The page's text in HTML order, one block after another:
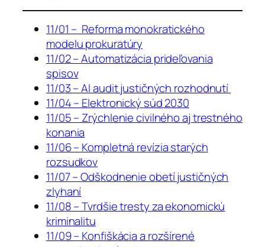
11/01 – Reforma monokratického
modelu prokuratúry
11/02 – Automatizácia prideľovania
spisov
11/03 – AI audit justičných rozhodnutí
11/04 – Elektronický súd 2030
11/05 – Zrýchlenie civilného aj trestného
konania
11/06 – Kompletná revízia starých
rozsudkov
11/07 – Odškodnenie obetí justičných
zlyhaní
11/08 – Tvrdšie tresty za ekonomickú
kriminalitu
11/09 – Konfiškácia a rozšírené